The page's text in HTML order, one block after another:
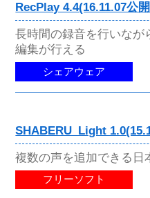
RecPlay 4.4(16.11.07公
長時間の録音を行いなが
編集が行える
シェアウェア
SHABERU_Light
複数の声を追加できる日
フリーソフト